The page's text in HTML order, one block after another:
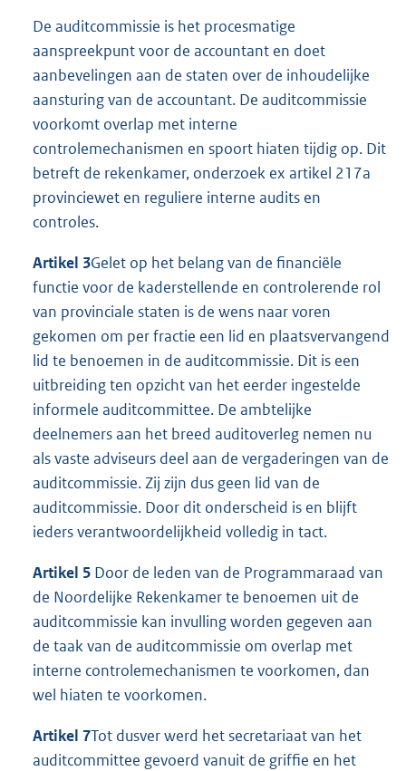
De auditcommissie is het procesmatige
aanspreekpunt voor de accountant en doet
aanbevelingen aan de staten over de inhoudelijke
aansturing van de accountant. De auditcommissie
voorkomt overlap met interne
controlemechanismen en spoort hiaten tijdig op. Dit
betreft de rekenkamer, onderzoek ex artikel 217a
provinciewet en reguliere interne audits en
controles.
Artikel 3Gelet op het belang van de financiële
functie voor de kaderstellende en controlerende rol
van provinciale staten is de wens naar voren
gekomen om per fractie een lid en plaatsvervangend
lid te benoemen in de auditcommissie. Dit is een
uitbreiding ten opzicht van het eerder ingestelde
informele auditcommittee. De ambtelijke
deelnemers aan het breed auditoverleg nemen nu
als vaste adviseurs deel aan de vergaderingen van de
auditcommissie. Zij zijn dus geen lid van de
auditcommissie. Door dit onderscheid is en blijft
ieders verantwoordelijkheid volledig in tact.
Artikel 5 Door de leden van de Programmaraad van
de Noordelijke Rekenkamer te benoemen uit de
auditcommissie kan invulling worden gegeven aan
de taak van de auditcommissie om overlap met
interne controlemechanismen te voorkomen, dan
wel hiaten te voorkomen.
Artikel 7Tot dusver werd het secretariaat van het
auditcommittee gevoerd vanuit de griffie en het